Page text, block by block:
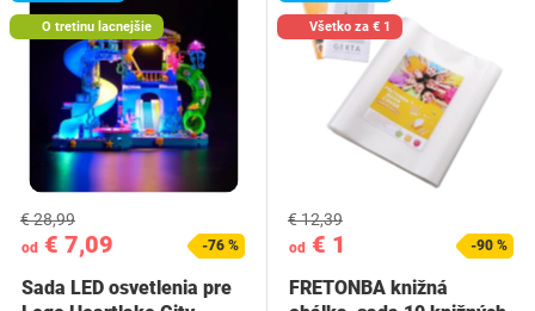
O tretinu lacnejšie
od € 7,09
€ 28,99
-76 %
Sada LED osvetlenia pre
Všetko za € 1
od € 1
€ 12,39
-90 %
FRETONBA knižná